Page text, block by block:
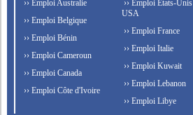
›› Emploi Australie
›› Emploi Belgique
›› Emploi Bénin
›› Emploi Cameroun
›› Emploi Canada
›› Emploi Côte d'Ivoire
›› Emploi États-Unis
USA
›› Emploi France
›› Emploi Italie
›› Emploi Kuwait
›› Emploi Lebanon
›› Emploi Libye